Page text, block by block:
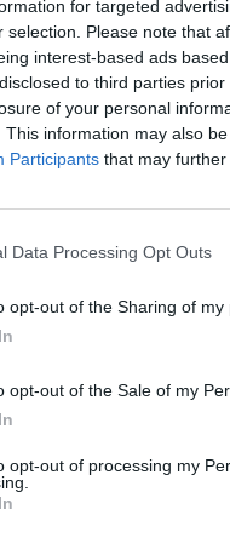
for targeted
selection. Please note that
interest-based ads
to third parties
of your personal
This information may also
Participants that may further
Data Processing Opt Outs
opt-out of the Sharing of my
opt-out of the Sale of my
opt-out of processing my
ATUALIDADE 3 anos atrás
Festival de
música com
O Festival de
que aliam a fruição
Festival de
Martim Sousa
direção artística foi